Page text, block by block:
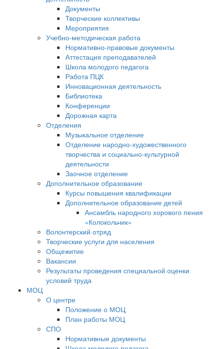
Документы
Творческие коллективы
Мероприятия
Учебно-методическая работа
Нормативно-правовые документы
Аттестация преподавателей
Школа молодого педагога
Работа ПЦК
Инновационная деятельность
Библиотека
Конференции
Дорожная карта
Отделения
Музыкальное отделение
Отделение народно-художественного
творчества и социально-культурной
деятельности
Заочное отделение
Дополнительное образование
Курсы повышения квалификации
Дополнительное образование детей
Ансамбль народного хорового пения
«Колокольчик»
Волонтерский отряд
Творческие услуги для населения
Общежитие
Вакансии
Результаты проведения специальной оценки
условий труда
МОЦ
О центре
Положение о МОЦ
План работы МОЦ
СПО
Нормативные документы